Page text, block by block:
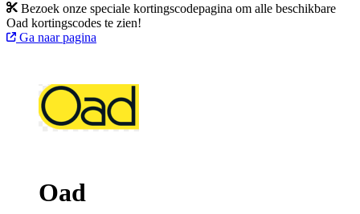
Bezoek onze speciale kortingscodepagina om alle beschikbare
Oad kortingscodes te zien!
Ga naar pagina
Oad